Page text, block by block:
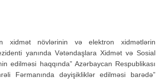
xidmət növlərinin və elektron xidmətlərin
yanında Vətəndaşlara Xidmət və Sosial
edilməsi haqqında” Azərbaycan Respublikası
Fərmanında dəyişikliklər edilməsi barədə”